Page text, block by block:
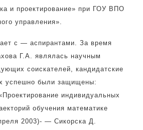
и проектирование» при ГОУ ВПО
управления».
с — аспирантами. За время
Г.А. являлась научным
соискателей, кандидатские
успешно были защищены:
индивидуальных
обучения математике
2003)- — Сикорска Д.